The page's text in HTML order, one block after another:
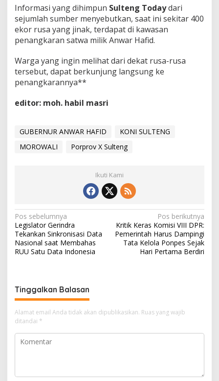
Informasi yang dihimpun Sulteng Todaydari
sejumlah sumber menyebutkan, saat ini sekitar 400
ekor rusa yang jinak, terdapat di kawasan
penangkaran satwa milik Anwar Hafid.
Warga yang ingin melihat dari dekat rusa-rusa
tersebut, dapat berkunjung langsung ke
penangkarannya**
editor: moh. habil masri
GUBERNUR ANWAR HAFID
KONI SULTENG
MOROWALI
Porprov X Sulteng
Ikuti Kami
Navigasi
pos
Pos sebelumnya
Legislator Gerindra
Tekankan Sinkronisasi Data
Nasional saat Membahas
RUU Satu Data Indonesia
Pos berikutnya
Kritik Keras Komisi VIII DPR:
Pemerintah Harus Dampingi
Tata Kelola Ponpes Sejak
Hari Pertama Berdiri
Tinggalkan Balasan
Alamat email Anda tidak akan dipublikasikan. Ruas yang wajib
ditandai *